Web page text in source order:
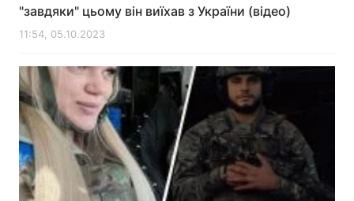
"завдяки" цьому він виїхав з України (відео)
11:54, 05.10.2023